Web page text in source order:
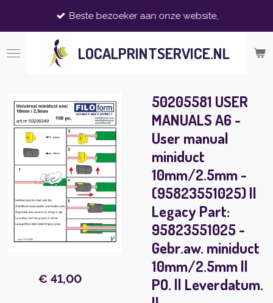
de
hoofdinhoud
LOCALPRINTSERVICE.NL
Beste bezoeker aan onze website,
50205581 USER
MANUALS A6 -
User manual
miniduct
10mm/2.5mm -
(95823551025) ||
Legacy Part:
95823551025 -
Gebr.aw. miniduct
10mm/2.5mm ||
PO. || Leverdatum.
€ 41,00